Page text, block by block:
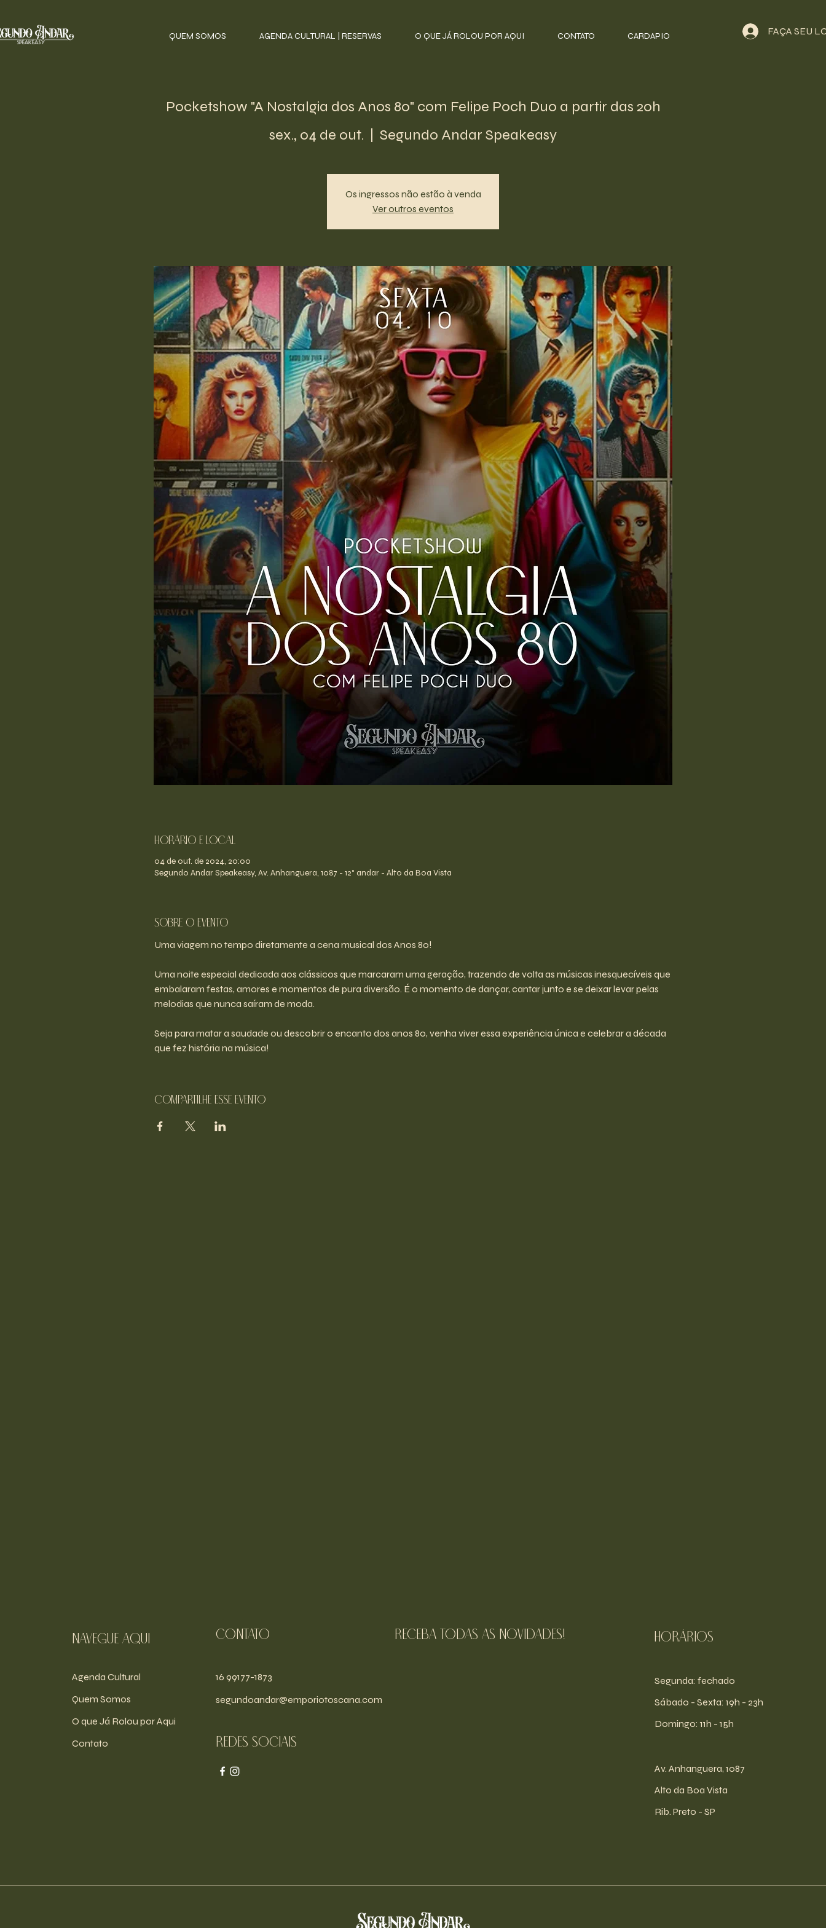
QUEM SOMOS AGENDA CULTURAL | RESERVAS O QUE JÁ ROLOU POR AQUI CONTATO CARDAPIO FAÇA SEU
Pocketshow "A Nostalgia dos Anos 80" com Felipe Poch Duo a partir das 20h
sex., 04 de out.
  |
Segundo Andar Speakeasy
Os ingressos não estão à venda
Ver outros eventos
Horário e Local
04 de out. de 2024, 20:00
Segundo Andar Speakeasy, Av. Anhanguera, 1087 - 12° andar - Alto da Boa Vista
Sobre o evento
Uma viagem no tempo diretamente a cena musical dos Anos 80!
Uma noite especial dedicada aos clássicos que marcaram uma geração, trazendo de volta as músicas inesquecíveis que
embalaram festas, amores e momentos de pura diversão. É o momento de dançar, cantar junto e se deixar levar pelas
melodias que nunca saíram de moda.
Seja para matar a saudade ou descobrir o encanto dos anos 80, venha viver essa experiência única e celebrar a década
que fez história na música!
Compartilhe esse evento
navegue aqui
Agenda Cultural
Quem Somos
O que Já Rolou por Aqui
Contato
Contato
16 99177-1873
segundoandar@emporiotoscana.com
Redes sociais
receba todas as novidades! Horários
Segunda: fechado
​​Sábado - Sexta: 19h - 23h
​Domingo: 11h - 15h
Av. Anhanguera, 1087
Alto da Boa Vista
Rib. Preto - SP